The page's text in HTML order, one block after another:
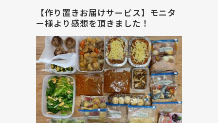
【作り置きお届けサービス】モニタ
ー様より感想を頂きました！